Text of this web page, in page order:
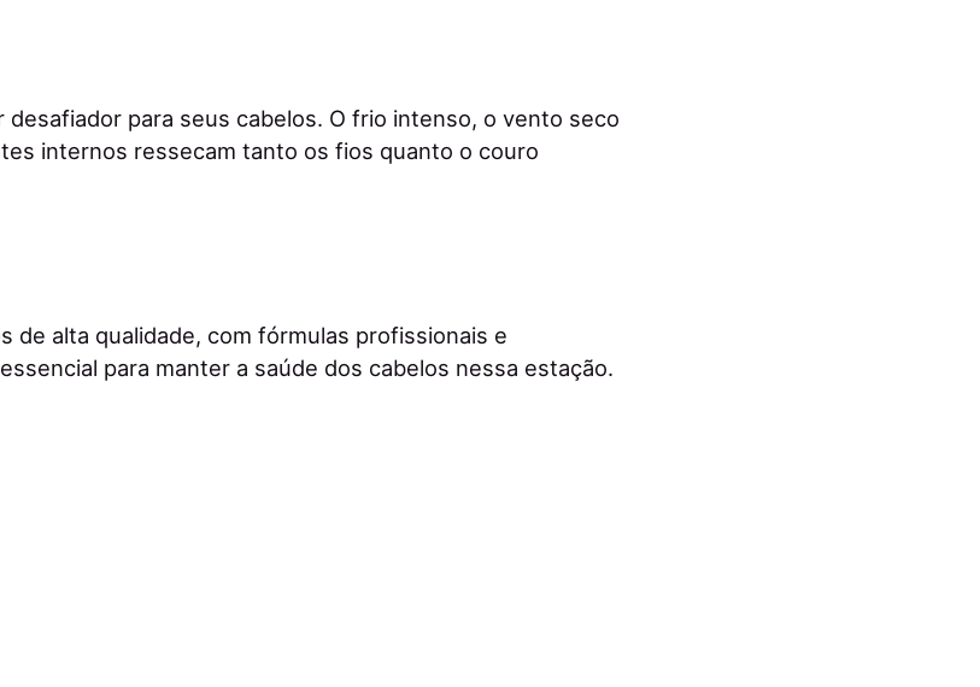
para seus cabelos. O frio intenso, o vento seco
internos ressecam tanto os fios quanto o couro
de alta qualidade, com fórmulas profissionais e
para manter a saúde dos cabelos nessa estação.